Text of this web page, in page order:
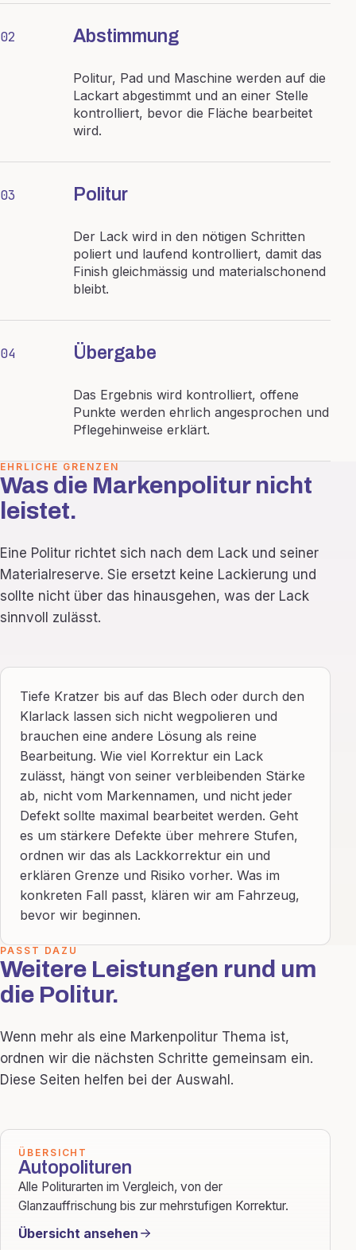
02 Abstimmung
Politur, Pad und Maschine werden auf die
Lackart abgestimmt und an einer Stelle
kontrolliert, bevor die Fläche bearbeitet
wird.
03 Politur
Der Lack wird in den nötigen Schritten
poliert und laufend kontrolliert, damit das
Finish gleichmässig und materialschonend
bleibt.
04 Übergabe
Das Ergebnis wird kontrolliert, offene
Punkte werden ehrlich angesprochen und
Pflegehinweise erklärt.
EHRLICHE GRENZEN
Was die Markenpolitur nicht
leistet.
Eine Politur richtet sich nach dem Lack und seiner
Materialreserve. Sie ersetzt keine Lackierung und
sollte nicht über das hinausgehen, was der Lack
sinnvoll zulässt.
Tiefe Kratzer bis auf das Blech oder durch den
Klarlack lassen sich nicht wegpolieren und
brauchen eine andere Lösung als reine
Bearbeitung. Wie viel Korrektur ein Lack
zulässt, hängt von seiner verbleibenden Stärke
ab, nicht vom Markennamen, und nicht jeder
Defekt sollte maximal bearbeitet werden. Geht
es um stärkere Defekte über mehrere Stufen,
ordnen wir das als Lackkorrektur ein und
erklären Grenze und Risiko vorher. Was im
konkreten Fall passt, klären wir am Fahrzeug,
bevor wir beginnen.
PASST DAZU
Weitere Leistungen rund um
die Politur.
Wenn mehr als eine Markenpolitur Thema ist,
ordnen wir die nächsten Schritte gemeinsam ein.
Diese Seiten helfen bei der Auswahl.
ÜBERSICHT
Autopolituren
Alle Politurarten im Vergleich, von der
Glanzauffrischung bis zur mehrstufigen Korrektur.
Übersicht ansehen